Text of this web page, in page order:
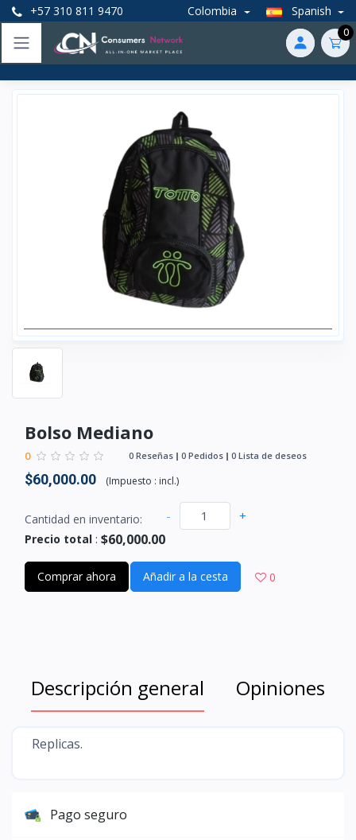
+57 310 811 9470 Colombia Spanish
0
Bolso Mediano
0 0 Reseñas 0 Pedidos 0 Lista de deseos
$60,000.00 (Impuesto : incl.)
Cantidad en inventario: - +
Precio total : $60,000.00
Comprar ahora Añadir a la cesta 0
Descripción general Opiniones
Replicas.
Pago seguro